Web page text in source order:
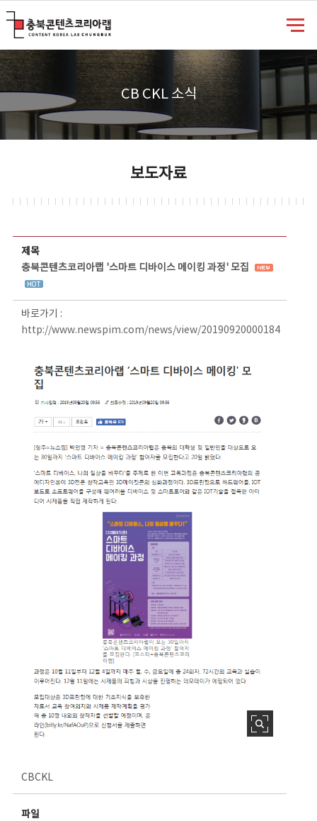
CB CKL 소식
보도자료
제목
충북콘텐츠코리아랩 '스마트 디바이스 메이킹 과정' 모집
바로가기 :
http://www.newspim.com/news/view/20190920000184
CBCKL
파일